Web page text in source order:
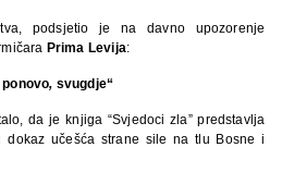
podsjetio je na davno upozorenje
Prima Levija:
, svugd je“
da je knjiga “Svjedoci zla” predstavlja
dokaz učešća strane sile na tlu Bosne i